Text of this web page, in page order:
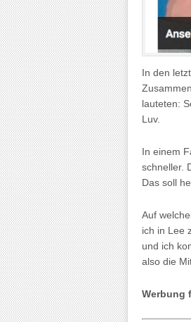
In den
lauteten:
Luv.
In einem
schneller.
Das soll
Auf
ich in Lee
und ich
also die
Werbung